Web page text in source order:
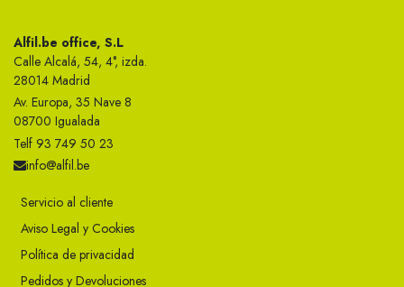
Alfil.be office, S.L
Calle Alcalá, 54, 4°, izda.
28014 Madrid
Av. Europa, 35 Nave 8
08700 Igualada
Telf 93 749 50 23
info@alfil.be
Servicio al cliente
Aviso Legal y Cookies
Política de privacidad
Pedidos y Devoluciones